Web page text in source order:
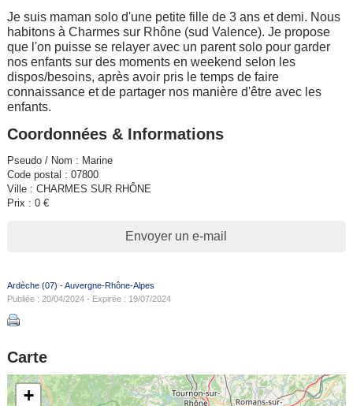
Je suis maman solo d'une petite fille de 3 ans et demi. Nous
habitons à Charmes sur Rhône (sud Valence). Je propose
que l'on puisse se relayer avec un parent solo pour garder
nos enfants sur des moments en weekend selon les
dispos/besoins, après avoir pris le temps de faire
connaissance et de partager nos manière d'être avec les
enfants.
Coordonnées & Informations
Pseudo / Nom : Marine
Code postal : 07800
Ville : CHARMES SUR RHÔNE
Prix : 0 €
Envoyer un e-mail
Ardèche (07) -Auvergne-Rhône-Alpes
Publiée : 20/04/2024 - Expirée : 19/07/2024
Carte
+